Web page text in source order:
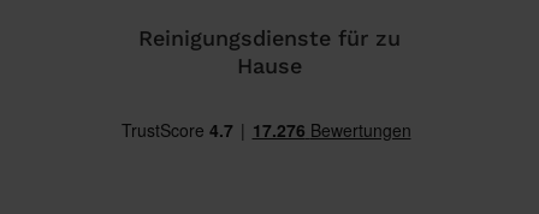
Reinigungsdienste für zu
Hause